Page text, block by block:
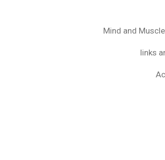
Mind and
links